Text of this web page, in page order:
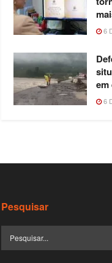
6
em
6
Pesquisar